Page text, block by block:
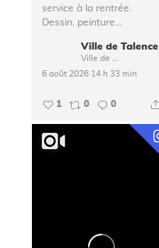
service à la rentrée.
Dessin, peinture...
Ville de Talence
6 août 2026 14 h 33 min
1 0 0